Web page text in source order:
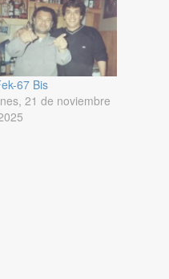
67 Bis
21 de noviembre